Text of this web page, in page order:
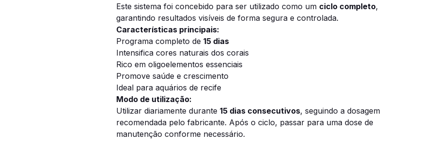
Este sistema foi concebido para ser utilizado como um ciclo completo,
garantindo resultados visíveis de forma segura e controlada.
Características principais:
Programa completo de 15 dias
Intensifica cores naturais dos corais
Rico em oligoelementos essenciais
Promove saúde e crescimento
Ideal para aquários de recife
Modo de utilização:
Utilizar diariamente durante 15 dias consecutivos, seguindo a dosagem
recomendada pelo fabricante. Após o ciclo, passar para uma dose de
manutenção conforme necessário.